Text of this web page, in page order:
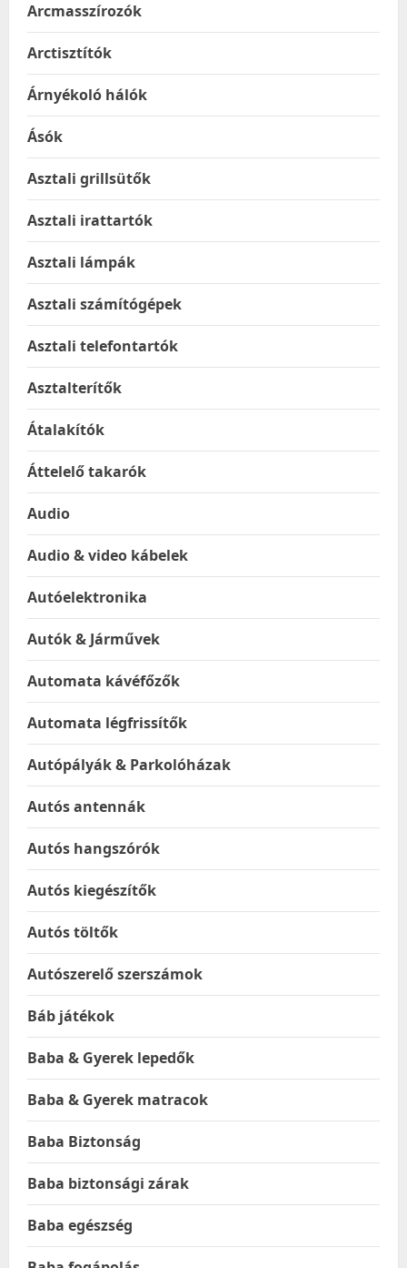
Arcmasszírozók
Arctisztítók
Árnyékoló hálók
Ásók
Asztali grillsütők
Asztali irattartók
Asztali lámpák
Asztali számítógépek
Asztali telefontartók
Asztalterítők
Átalakítók
Áttelelő takarók
Audio
Audio & video kábelek
Autóelektronika
Autók & Járművek
Automata kávéfőzők
Automata légfrissítők
Autópályák & Parkolóházak
Autós antennák
Autós hangszórók
Autós kiegészítők
Autós töltők
Autószerelő szerszámok
Báb játékok
Baba & Gyerek lepedők
Baba & Gyerek matracok
Baba Biztonság
Baba biztonsági zárak
Baba egészség